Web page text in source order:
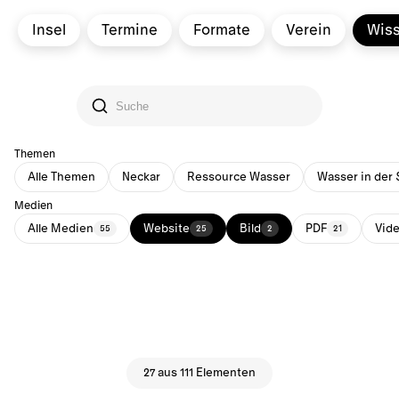
Insel Termine Formate Verein
Themen
Alle Themen Neckar Ressource Wasser Wasser in der
Medien
Alle Medien 55 Website 25 Bild 2 PDF 21
27 aus 111 Elementen